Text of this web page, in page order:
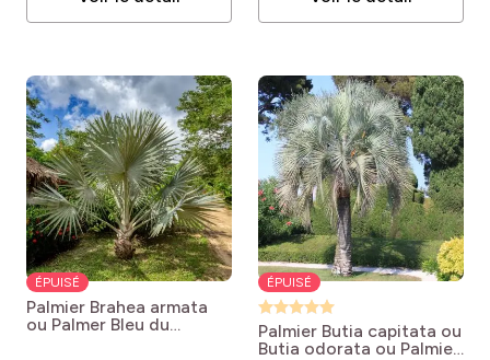
L'intérieur
ÉPUISÉ
Palmier Brahea armata
ou Palmer Bleu du
ÉPUISÉ
Palmier Butia capitata ou
Butia odorata ou Palmier